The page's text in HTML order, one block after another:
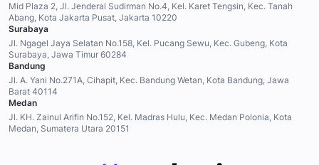
Mid Plaza 2, Jl. Jenderal Sudirman No.4, Kel. Karet Tengsin, Kec. Tanah
Abang, Kota Jakarta Pusat, Jakarta 10220
Surabaya
Jl. Ngagel Jaya Selatan No.158, Kel. Pucang Sewu, Kec. Gubeng, Kota
Surabaya, Jawa Timur 60284
Bandung
Jl. A. Yani No.271A, Cihapit, Kec. Bandung Wetan, Kota Bandung, Jawa
Barat 40114
Medan
Jl. KH. Zainul Arifin No.152, Kel. Madras Hulu, Kec. Medan Polonia, Kota
Medan, Sumatera Utara 20151